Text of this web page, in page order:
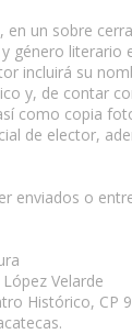
en un sobre
género literario
incluirá su
y, de contar
como copia
de elector,
enviados o
Velarde
Histórico, CP